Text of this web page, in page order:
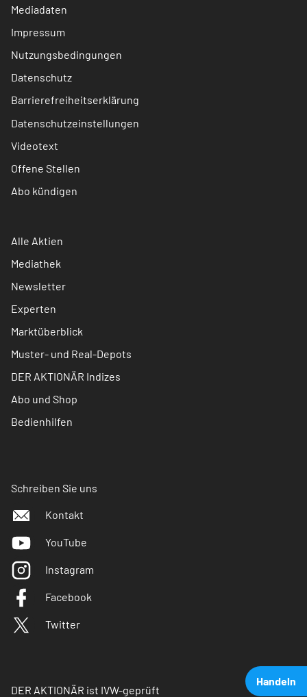
Handeln
Mediadaten
Impressum
Nutzungsbedingungen
Datenschutz
Barrierefreiheitserklärung
Datenschutzeinstellungen
Videotext
Offene Stellen
Abo kündigen
Alle Aktien
Mediathek
Newsletter
Experten
Marktüberblick
Muster- und Real-Depots
DER AKTIONÄR Indizes
Abo und Shop
Bedienhilfen
Schreiben Sie uns
Kontakt
YouTube
Instagram
Facebook
Twitter
DER AKTIONÄR ist IVW-geprüft